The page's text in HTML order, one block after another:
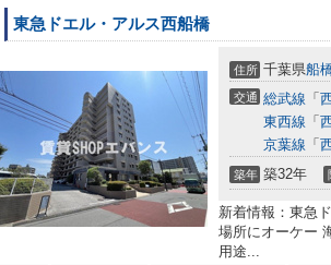
東急ドエル・アルス西船橋
住所 千葉県船
交通 総武線 「
東西線 「
京葉線 「
築年 築32年
新着情報：東急
場所にオーケー
用途...